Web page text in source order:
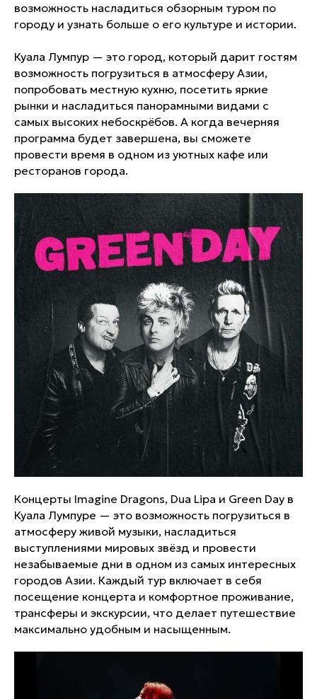
возможность насладиться обзорным туром по
городу и узнать больше о его культуре и истории.
Куала Лумпур — это город, который дарит гостям
возможность погрузиться в атмосферу Азии,
попробовать местную кухню, посетить яркие
рынки и насладиться панорамными видами с
самых высоких небоскрёбов. А когда вечерняя
программа будет завершена, вы сможете
провести время в одном из уютных кафе или
ресторанов города.
Концерты Imagine Dragons, Dua Lipa и Green Day в
Куала Лумпуре — это возможность погрузиться в
атмосферу живой музыки, насладиться
выступлениями мировых звёзд и провести
незабываемые дни в одном из самых интересных
городов Азии. Каждый тур включает в себя
посещение концерта и комфортное проживание,
трансферы и экскурсии, что делает путешествие
максимально удобным и насыщенным.